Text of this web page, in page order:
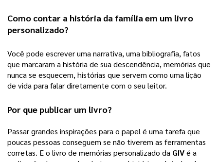
Como contar a história da família em um livro
personalizado?
Você pode escrever uma narrativa, uma bibliografia, fatos
que marcaram a história de sua descendência, memórias que
nunca se esquecem, histórias que servem como uma lição
de vida para falar diretamente com o seu leitor.
Por que publicar um livro?
Passar grandes inspirações para o papel é uma tarefa que
poucas pessoas conseguem se não tiverem as ferramentas
corretas. E o livro de memórias personalizado da GIV é a